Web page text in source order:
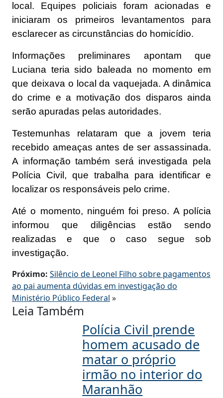
local. Equipes policiais foram acionadas e
iniciaram os primeiros levantamentos para
esclarecer as circunstâncias do homicídio.
Informações preliminares apontam que
Luciana teria sido baleada no momento em
que deixava o local da vaquejada. A dinâmica
do crime e a motivação dos disparos ainda
serão apuradas pelas autoridades.
Testemunhas relataram que a jovem teria
recebido ameaças antes de ser assassinada.
A informação também será investigada pela
Polícia Civil, que trabalha para identificar e
localizar os responsáveis pelo crime.
Até o momento, ninguém foi preso. A polícia
informou que diligências estão sendo
realizadas e que o caso segue sob
investigação.
Próximo: Silêncio de Leonel Filho sobre pagamentos
ao pai aumenta dúvidas em investigação do
Ministério Público Federal »
Leia Também
Polícia Civil prende
homem acusado de
matar o próprio
irmão no interior do
Maranhão